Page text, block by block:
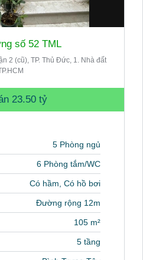
số 52 TML
2 (cũ), TP. Thủ Đức, 1. Nhà đất
23.50 tỷ
5 Phòng ngủ
6 Phòng tắm/WC
Có hầm, Có hồ bơi
Đường rộng 12m
105 m²
5 tầng